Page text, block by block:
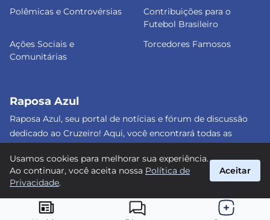
Polêmicas e Controvérsias
Contribuições para o
Futebol Brasileiro
Ações Sociais e
Comunitárias
Torcedores Famosos
Raposa Azul
Raposa Azul, seu portal de notícias e fórum de discussão
dedicado ao Cruzeiro! Aqui, você encontrará todas as
sobre o nosso amado clube. Junte-se a nós e faça parte
dessa apaixonante jornada celeste! #Cruzeiro #RaposaAzul
© 2026 Raposa Azul. Todos os direitos reservados.
Usamos cookies para melhorar sua experiência.
Ao continuar, você aceita nossa Política de
Privacidade.
Aceitar